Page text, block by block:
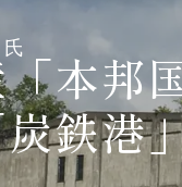
本邦
鉄港